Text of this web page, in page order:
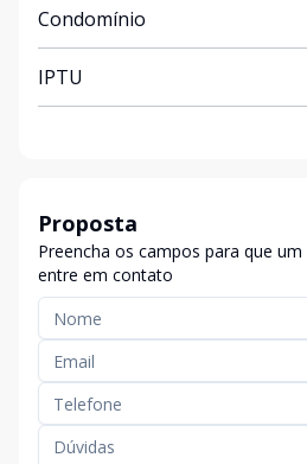
Condomínio
IPTU
Proposta
Preencha os campos para que
entre em contato